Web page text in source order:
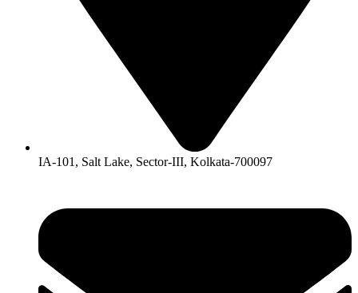
IA-101, Salt Lake, Sector-III, Kolkata-700097